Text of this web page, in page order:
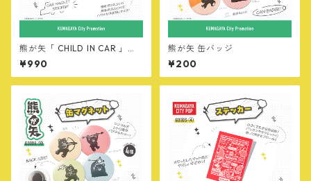
熊が矢「 CHILD IN CAR 」カ
ーマグネットステッカー
¥990
熊が矢 缶バッジ
¥200